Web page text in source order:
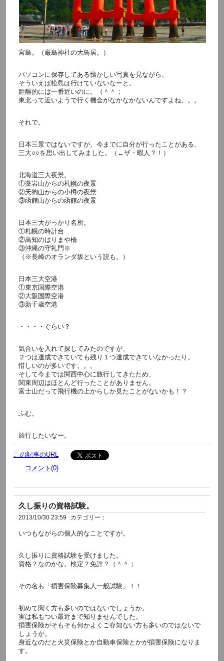
宮島。（厳島神社の大鳥居。）
パソコンに保存してある懐かしい写真を見ながら、
そういえば松島は行けていないなーと。
距離的には一番近いのに。（＾＾；
東北って近いようで行く機会がなかなかないんですよね。。。
それで。
日本三景ではないですが、今までに自分が行ったことがある、
三大○○を思い出してみました。（←ザ・暇人？！）
北海道三大夜景。
①藻岩山からの札幌の夜景
②天狗山からの小樽の夜景
③函館山からの函館の夜景
日本三大がっかり名所。
①札幌の時計台
②高知のはりまや橋
③沖縄の守礼門※
（※長崎のオランダ坂という説も。）
日本三大空港
①東京国際空港
②大阪国際空港
③新千歳空港
・・・・ぐらい？
気合いを入れて探してみたのですが、
２つは達成できていても残り１つ達成できていなかったり。
惜しいのが多いです。。。
そして今までは関西中心に旅行してきたため、
関東周辺はほとんど行ったことがありません。
富士山だって飛行機の上からしか見たことがないかも！？
ふむ。
旅行したいなー。
この記事のURL
コメント(0)
久し振りの資格試験。
2013/10/30 23:59 カテゴリー：
いつもながらの個人的なことですが。
久し振りに資格試験を受けました。
資格？なのかな。検定？免許？（＾＾；
その名も「損害保険募集人一般試験」！！
初めて聞く方も多いのではないでしょうか。
実は私もつい最近まで知りませんでした。
損害保険がそもそも何かよくご存知ない方も多いのではないで
しょうか。
身近なのだと火災保険とか自動車保険とかが損害保険になりま
す。